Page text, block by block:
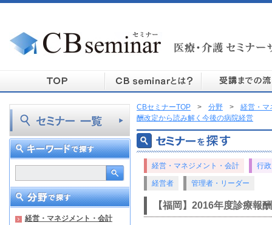
経営・マネジメント・会計
CBセミナーTOP > 分野 >
経営・マ
酬改定から読み解く今後の病院経営
経営・マネジメント・会計 行
経営者 管理者・リーダー
【福岡】2016年度診療報